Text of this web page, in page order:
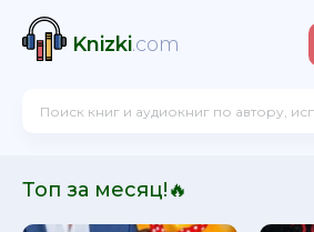
Knizki.com
Топ за месяц!🔥